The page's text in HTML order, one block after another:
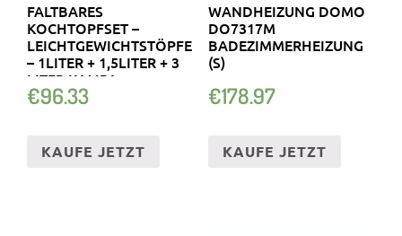
FALTBARES
KOCHTOPFSET –
LEICHTGEWICHTSTÖPFE
– 1LITER + 1,5LITER + 3
LITER KAMPA
€96.33
KAUFE JETZT
WANDHEIZUNG DOMO
DO7317M
BADEZIMMERHEIZUNG
(S)
€178.97
KAUFE JETZT